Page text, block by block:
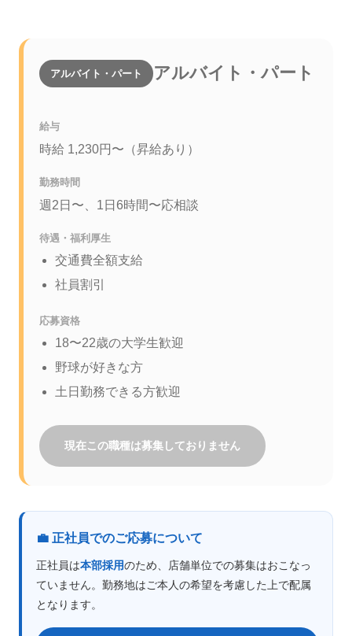
アルバイト・パート アルバイト・パート
給与
時給 1,230円〜（昇給あり）
勤務時間
週2日〜、1日6時間〜応相談
待遇・福利厚生
交通費全額支給
社員割引
応募資格
18〜22歳の大学生歓迎
野球が好きな方
土日勤務できる方歓迎
現在この職種は募集しておりません
💼 正社員でのご応募について
正社員は本部採用のため、店舗単位での募集はおこなっ
ていません。勤務地はご本人の希望を考慮した上で配属
となります。